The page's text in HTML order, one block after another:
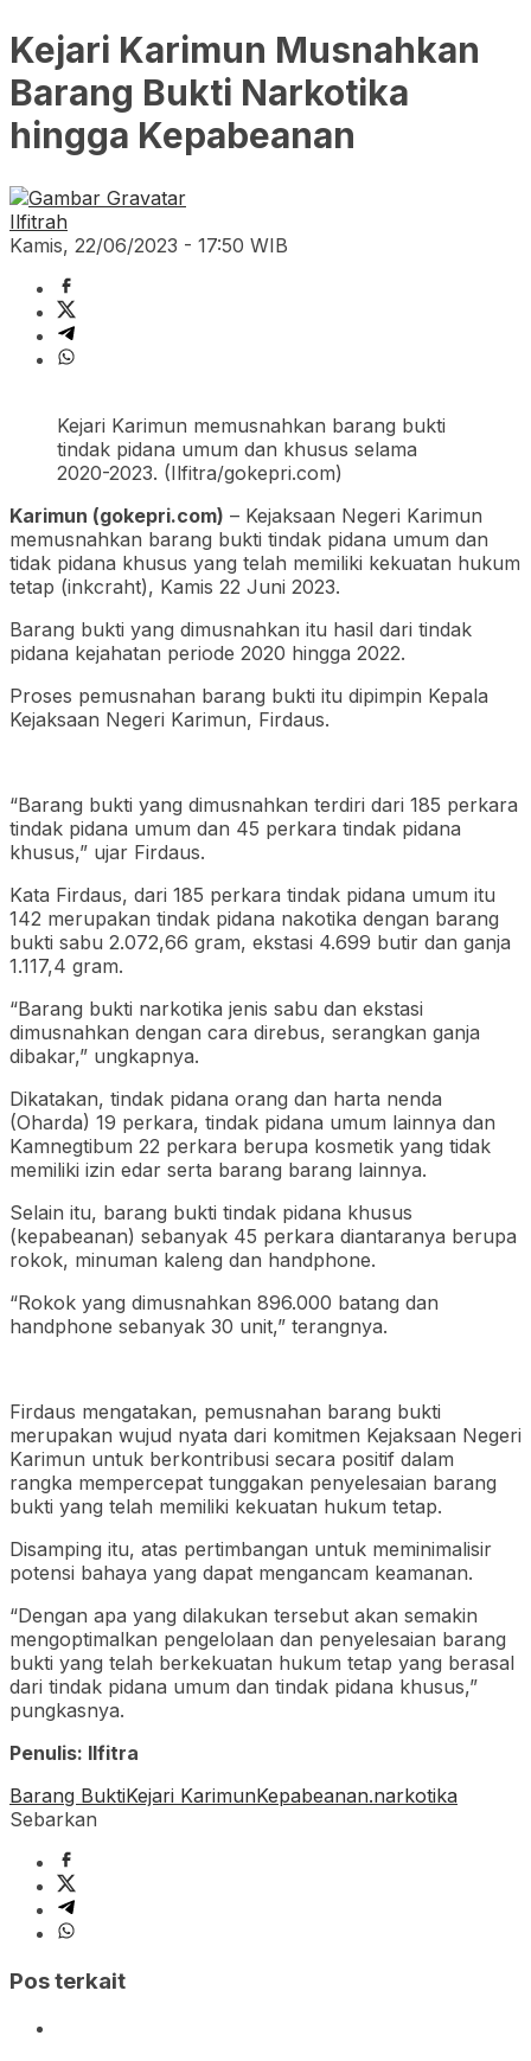
Kejari Karimun Musnahkan
Barang Bukti Narkotika
hingga Kepabeanan
Ilfitrah
Kamis, 22/06/2023 - 17:50 WIB
Kejari Karimun memusnahkan barang bukti
tindak pidana umum dan khusus selama
2020-2023. (Ilfitra/gokepri.com)
Karimun (gokepri.com) – Kejaksaan Negeri Karimun
memusnahkan barang bukti tindak pidana umum dan
tidak pidana khusus yang telah memiliki kekuatan hukum
tetap (inkcraht), Kamis 22 Juni 2023.
Barang bukti yang dimusnahkan itu hasil dari tindak
pidana kejahatan periode 2020 hingga 2022.
Proses pemusnahan barang bukti itu dipimpin Kepala
Kejaksaan Negeri Karimun, Firdaus.
“Barang bukti yang dimusnahkan terdiri dari 185 perkara
tindak pidana umum dan 45 perkara tindak pidana
khusus,” ujar Firdaus.
Kata Firdaus, dari 185 perkara tindak pidana umum itu
142 merupakan tindak pidana nakotika dengan barang
bukti sabu 2.072,66 gram, ekstasi 4.699 butir dan ganja
1.117,4 gram.
“Barang bukti narkotika jenis sabu dan ekstasi
dimusnahkan dengan cara direbus, serangkan ganja
dibakar,” ungkapnya.
Dikatakan, tindak pidana orang dan harta nenda
(Oharda) 19 perkara, tindak pidana umum lainnya dan
Kamnegtibum 22 perkara berupa kosmetik yang tidak
memiliki izin edar serta barang barang lainnya.
Selain itu, barang bukti tindak pidana khusus
(kepabeanan) sebanyak 45 perkara diantaranya berupa
rokok, minuman kaleng dan handphone.
“Rokok yang dimusnahkan 896.000 batang dan
handphone sebanyak 30 unit,” terangnya.
Firdaus mengatakan, pemusnahan barang bukti
merupakan wujud nyata dari komitmen Kejaksaan Negeri
Karimun untuk berkontribusi secara positif dalam
rangka mempercepat tunggakan penyelesaian barang
bukti yang telah memiliki kekuatan hukum tetap.
Disamping itu, atas pertimbangan untuk meminimalisir
potensi bahaya yang dapat mengancam keamanan.
“Dengan apa yang dilakukan tersebut akan semakin
mengoptimalkan pengelolaan dan penyelesaian barang
bukti yang telah berkekuatan hukum tetap yang berasal
dari tindak pidana umum dan tindak pidana khusus,”
pungkasnya.
Penulis: Ilfitra
Barang BuktiKejari KarimunKepabeanan.narkotika
Sebarkan
Pos terkait